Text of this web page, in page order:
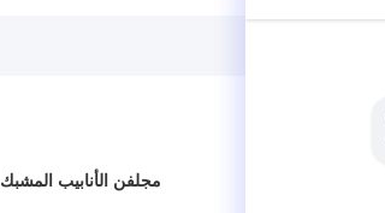
مجلفن الأنابيب المشبك